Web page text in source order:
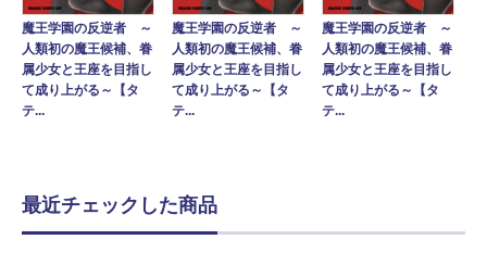
魔王学園の反逆者 ～
人類初の魔王候補、眷
属少女と王座を目指し
て成り上がる～【タ
テ...
魔王学園の反逆者 ～
人類初の魔王候補、眷
属少女と王座を目指し
て成り上がる～【タ
テ...
魔王学園の反逆者 ～
人類初の魔王候補、眷
属少女と王座を目指し
て成り上がる～【タ
テ...
最近チェックした商品